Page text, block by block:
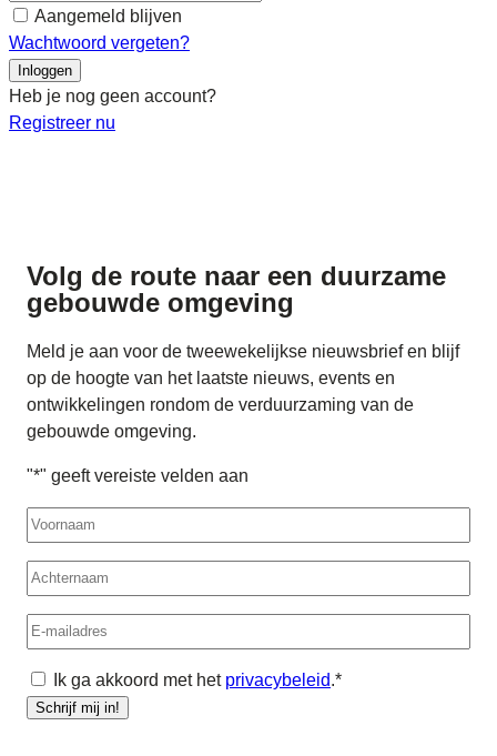
Aangemeld blijven
Wachtwoord vergeten?
Inloggen
Heb je nog geen account?
Registreer nu
Volg de route naar een duurzame
gebouwde omgeving
Meld je aan voor de tweewekelijkse nieuwsbrief en blijf
op de hoogte van het laatste nieuws, events en
ontwikkelingen rondom de verduurzaming van de
gebouwde omgeving.
"*" geeft vereiste velden aan
Voornaam
Achternaam
E-
mailadres
Algemene
voorwaarden
Ik ga akkoord met het privacybeleid.*
Schrijf mij in!